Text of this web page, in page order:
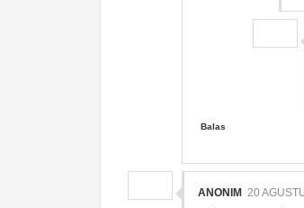
Balas
ANONIM 20